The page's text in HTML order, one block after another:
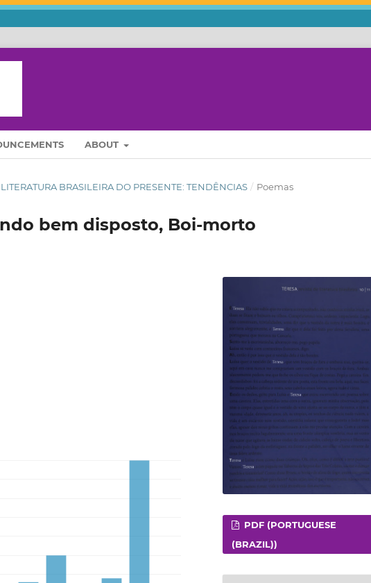
ABOUT
LITERATURA BRASILEIRA DO PRESENTE: TENDÊNCIAS / Poemas
bem disposto, Boi-morto
PDF (PORTUGUESE
(BRAZIL))